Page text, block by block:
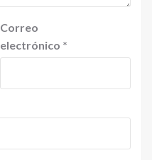
Correo
electrónico *